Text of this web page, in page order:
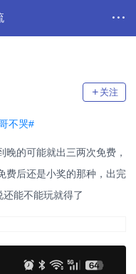
关注
不哭#
的可能就出三两次免费，
费后还是小奖的那种，出完
能不能玩就得了